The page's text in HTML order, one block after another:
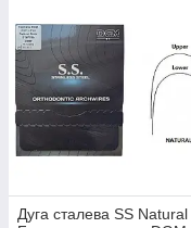
Дуга сталева SS Natural